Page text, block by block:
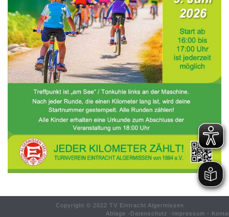
Copyright © 2022 TV Eintracht Algermissen
Ablage - Datenschutz - Impressum -